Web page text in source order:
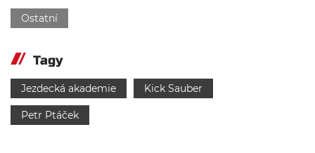
Ostatní
Tagy
Jezdecká akademie Kick Sauber
Petr Ptáček